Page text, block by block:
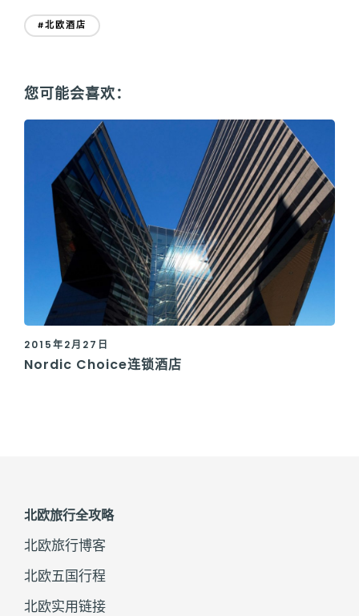
#北欧酒店
您可能会喜欢：
2015年2月27日
Nordic Choice连锁酒店
北欧旅行全攻略
北欧旅行博客
北欧五国行程
北欧实用链接